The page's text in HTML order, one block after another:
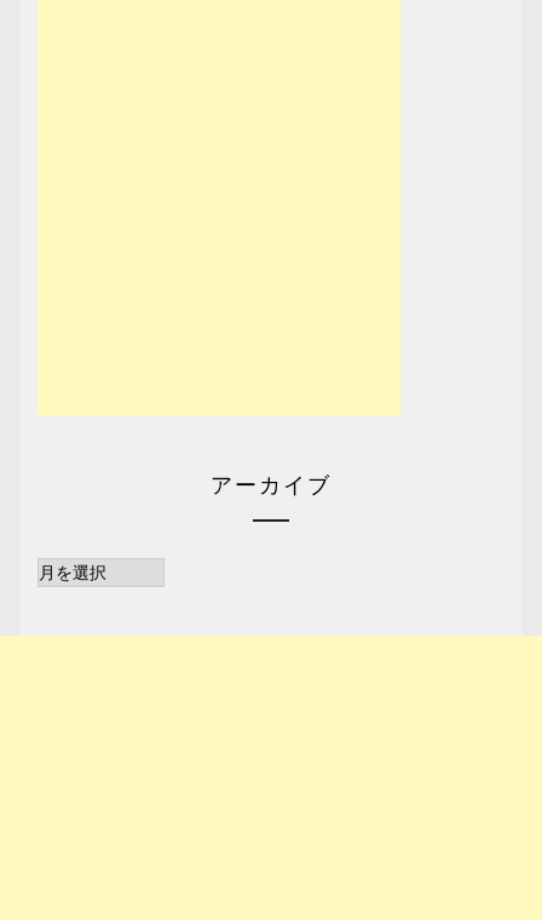
アーカイブ
ア